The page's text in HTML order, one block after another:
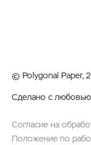
© Polygonal Paper,
Сделано с
Согласие на
Положение по